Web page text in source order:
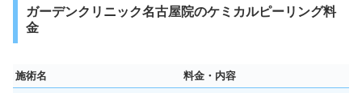
ガーデンクリニック名古屋院のケミカルピーリング料
金
施術名 料金・内容